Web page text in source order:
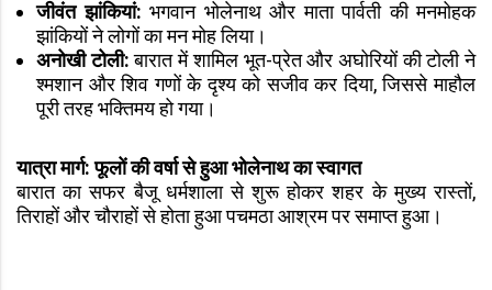
जीवंत झांकियां: भगवान भोलेनाथ और माता पार्वती की मनमोहक
झांकियों ने लोगों का मन मोह लिया।
अनोखी टोली:बारात में शामिल भूत-प्रेत और अघोरियों की टोली ने
श्मशान और शिव गणों के दृश्य को सजीव कर दिया, जिससे माहौल
पूरी तरह भक्तिमय हो गया।
यात्रा मार्ग: फूलों की वर्षा से हुआ भोलेनाथ का स्वागत
बारात का सफर बैजू धर्मशाला से शुरू होकर शहर के मुख्य रास्तों,
तिराहों और चौराहों से होता हुआ पचमठा आश्रम पर समाप्त हुआ।